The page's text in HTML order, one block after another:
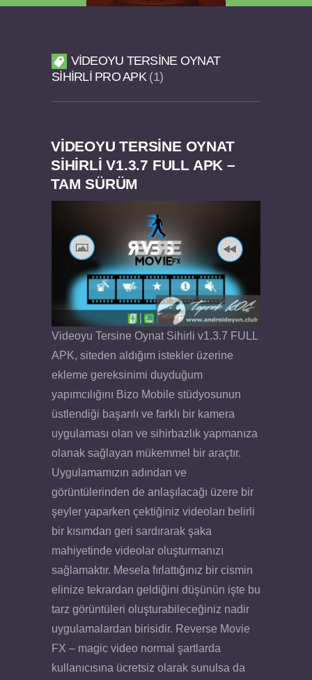
Dream Road Multiplayer v1.4.2 PARA HİLELİ
Felix the Reaper v1.25 FULL APK
VIDEOYU TERSINE OYNAT
SIHIRLI PRO APK 1
VIDEOYU TERSINE OYNAT
SIHIRLI V1.3.7 FULL APK –
TAM SÜRÜM
Videoyu Tersine Oynat Sihirli v1.3.7 FULL
APK, siteden aldığım istekler üzerine
ekleme gereksinimi duyduğum
yapımcılığını Bizo Mobile stüdyosunun
üstlendiği başarılı ve farklı bir kamera
uygulaması olan ve sihirbazlık yapmanıza
olanak sağlayan mükemmel bir araçtır.
Uygulamamızın adından ve
görüntülerinden de anlaşılacağı üzere bir
şeyler yaparken çektiğiniz videoları belirli
bir kısımdan geri sardırarak şaka
mahiyetinde videolar oluşturmanızı
sağlamaktır. Mesela fırlattığınız bir cismin
elinize tekrardan geldiğini düşünün işte bu
tarz görüntüleri oluşturabileceğiniz nadir
uygulamalardan birisidir. Reverse Movie
FX – magic video normal şartlarda
kullanıcısına ücretsiz olarak sunulsa da